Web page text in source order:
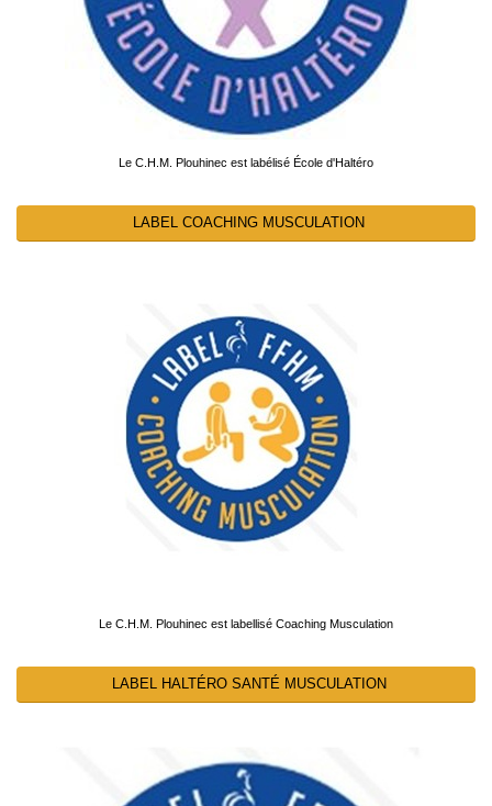
Le C.H.M. Plouhinec est labélisé École d'Haltéro
LABEL COACHING MUSCULATION
Le C.H.M. Plouhinec est labellisé Coaching Musculation
LABEL HALTÉRO SANTÉ MUSCULATION